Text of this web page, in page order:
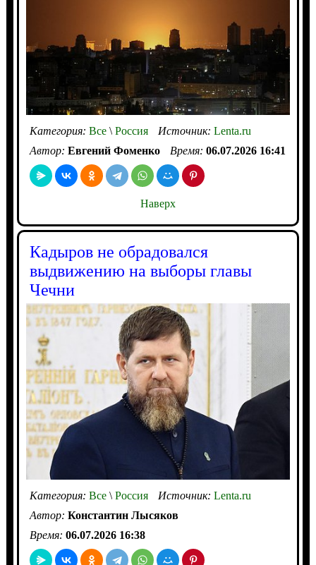
Категория: Все\Россия Источник: Lenta.ru
Автор: Евгений Фоменко Время: 06.07.2026 16:41
Наверх
Кадыров не обрадовался
выдвижению на выборы главы
Чечни
Категория: Все\Россия Источник: Lenta.ru
Автор: Константин Лысяков
Время: 06.07.2026 16:38